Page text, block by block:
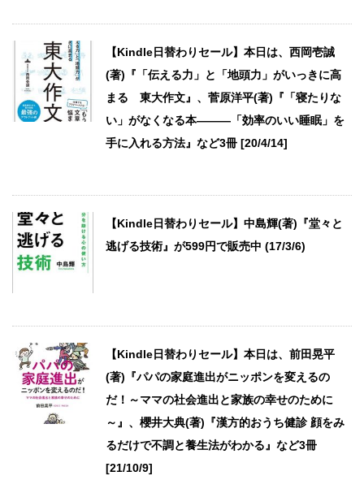
【Kindle日替わりセール】本日は、西岡壱誠
(著)『「伝える力」と「地頭力」がいっきに高
まる 東大作文』、菅原洋平(著)『「寝たりな
い」がなくなる本―――「効率のいい睡眠」を
手に入れる方法』など3冊 [20/4/14]
【Kindle日替わりセール】中島輝(著)『堂々と
逃げる技術』が599円で販売中 (17/3/6)
【Kindle日替わりセール】本日は、前田晃平
(著)『パパの家庭進出がニッポンを変えるの
だ！～ママの社会進出と家族の幸せのために
～』、櫻井大典(著)『漢方的おうち健診 顔をみ
るだけで不調と養生法がわかる』など3冊
[21/10/9]